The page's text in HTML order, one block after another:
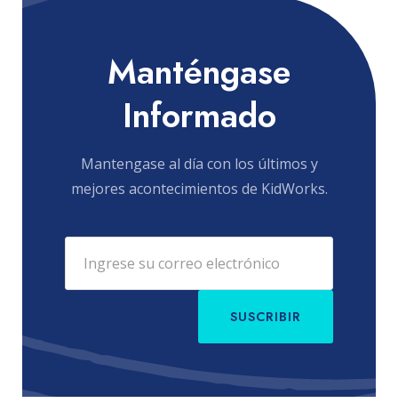
Manténgase
Informado
Mantengase al día con los últimos y
mejores acontecimientos de KidWorks.
SUSCRIBIR